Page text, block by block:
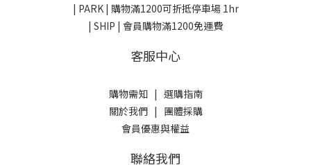
| PARK | 購物滿1200可折抵停車場 1hr
| SHIP | 會員購物滿1200免運費
客服中心
購物需知| 選購指南
關於我們| 團體採購
會員優惠與權益
聯絡我們